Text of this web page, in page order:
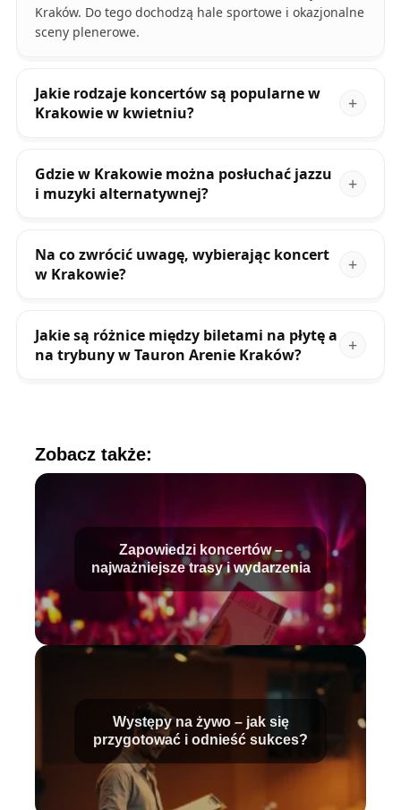
Kraków. Do tego dochodzą hale sportowe i okazjonalne
sceny plenerowe.
Jakie rodzaje koncertów są popularne w
Krakowie w kwietniu?
Gdzie w Krakowie można posłuchać jazzu
i muzyki alternatywnej?
Na co zwrócić uwagę, wybierając koncert
w Krakowie?
Jakie są różnice między biletami na płytę a
na trybuny w Tauron Arenie Kraków?
Zobacz także:
Zapowiedzi koncertów –
najważniejsze trasy i wydarzenia
Występy na żywo – jak się
przygotować i odnieść sukces?